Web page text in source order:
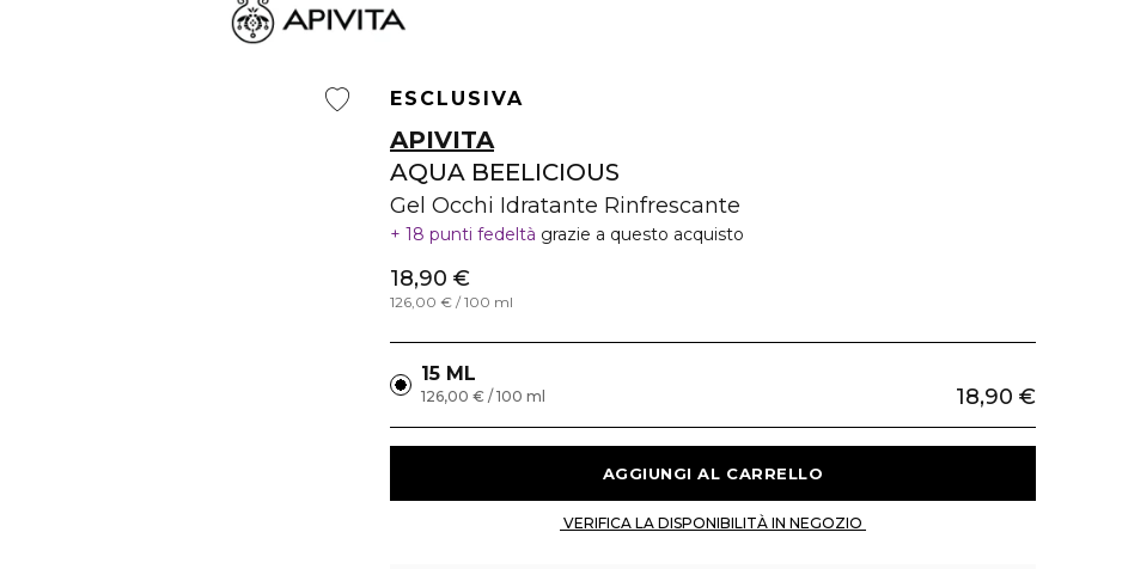
ESCLUSIVA
APIVITA
AQUA BEELICIOUS
Gel Occhi Idratante Rinfrescante
18 punti fedeltà grazie a questo acquisto
18,90 €
126,00 € / 100 ml
15 ML
18,90 €
126,00 € / 100 ml